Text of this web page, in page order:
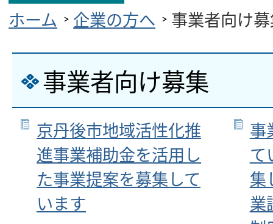
ホーム
企業の方へ 事業者向け
事業者向け募集
京丹後市地域活性化推
進事業補助金を活用し
た事業提案を募集して
います
事
て
集
業